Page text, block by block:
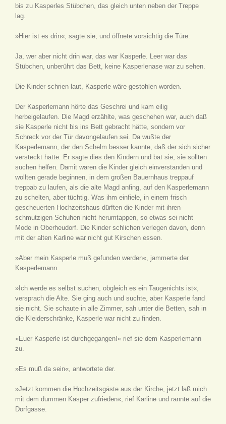
bis zu Kasperles Stübchen, das gleich unten neben der Treppe
lag.
»Hier ist es drin«, sagte sie, und öffnete vorsichtig die Türe.
Ja, wer aber nicht drin war, das war Kasperle. Leer war das
Stübchen, unberührt das Bett, keine Kasperlenase war zu sehen.
Die Kinder schrien laut, Kasperle wäre gestohlen worden.
Der Kasperlemann hörte das Geschrei und kam eilig
herbeigelaufen. Die Magd erzählte, was geschehen war, auch daß
sie Kasperle nicht bis ins Bett gebracht hätte, sondern vor
Schreck vor der Tür davongelaufen sei. Da wußte der
Kasperlemann, der den Schelm besser kannte, daß der sich sicher
versteckt hatte. Er sagte dies den Kindern und bat sie, sie sollten
suchen helfen. Damit waren die Kinder gleich einverstanden und
wollten gerade beginnen, in dem großen Bauernhaus treppauf
treppab zu laufen, als die alte Magd anfing, auf den Kasperlemann
zu schelten, aber tüchtig. Was ihm einfiele, in einem frisch
gescheuerten Hochzeitshaus dürften die Kinder mit ihren
schmutzigen Schuhen nicht herumtappen, so etwas sei nicht
Mode in Oberheudorf. Die Kinder schlichen verlegen davon, denn
mit der alten Karline war nicht gut Kirschen essen.
»Aber mein Kasperle muß gefunden werden«, jammerte der
Kasperlemann.
»Ich werde es selbst suchen, obgleich es ein Taugenichts ist«,
versprach die Alte. Sie ging auch und suchte, aber Kasperle fand
sie nicht. Sie schaute in alle Zimmer, sah unter die Betten, sah in
die Kleiderschränke, Kasperle war nicht zu finden.
»Euer Kasperle ist durchgegangen!« rief sie dem Kasperlemann
zu.
»Es muß da sein«, antwortete der.
»Jetzt kommen die Hochzeitsgäste aus der Kirche, jetzt laß mich
mit dem dummen Kasper zufrieden«, rief Karline und rannte auf die
Dorfgasse.